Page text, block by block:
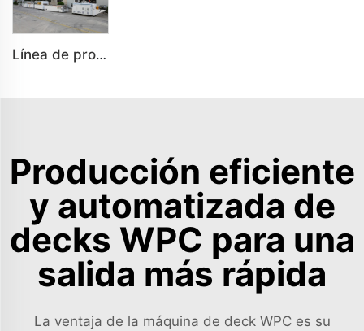
Línea de producción de decoración interior de paneles de pared plásticos WPC de PVC personalizados
Producción eficiente
y automatizada de
decks WPC para una
salida más rápida
La ventaja de la máquina de deck WPC es su